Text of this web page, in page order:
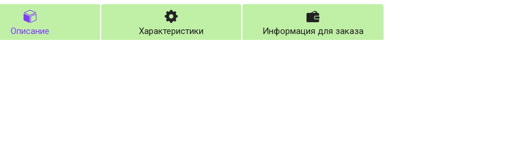
Описание Характеристики Информация для заказа